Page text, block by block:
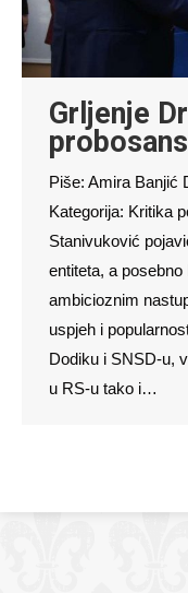
Grljenje
Piše: Amira Banjić
Kategorija: Kritika
Stanivuković
entiteta, a
ambicioznim
uspjeh i
Dodiku i SNSD-u,
u RS-u tako i…